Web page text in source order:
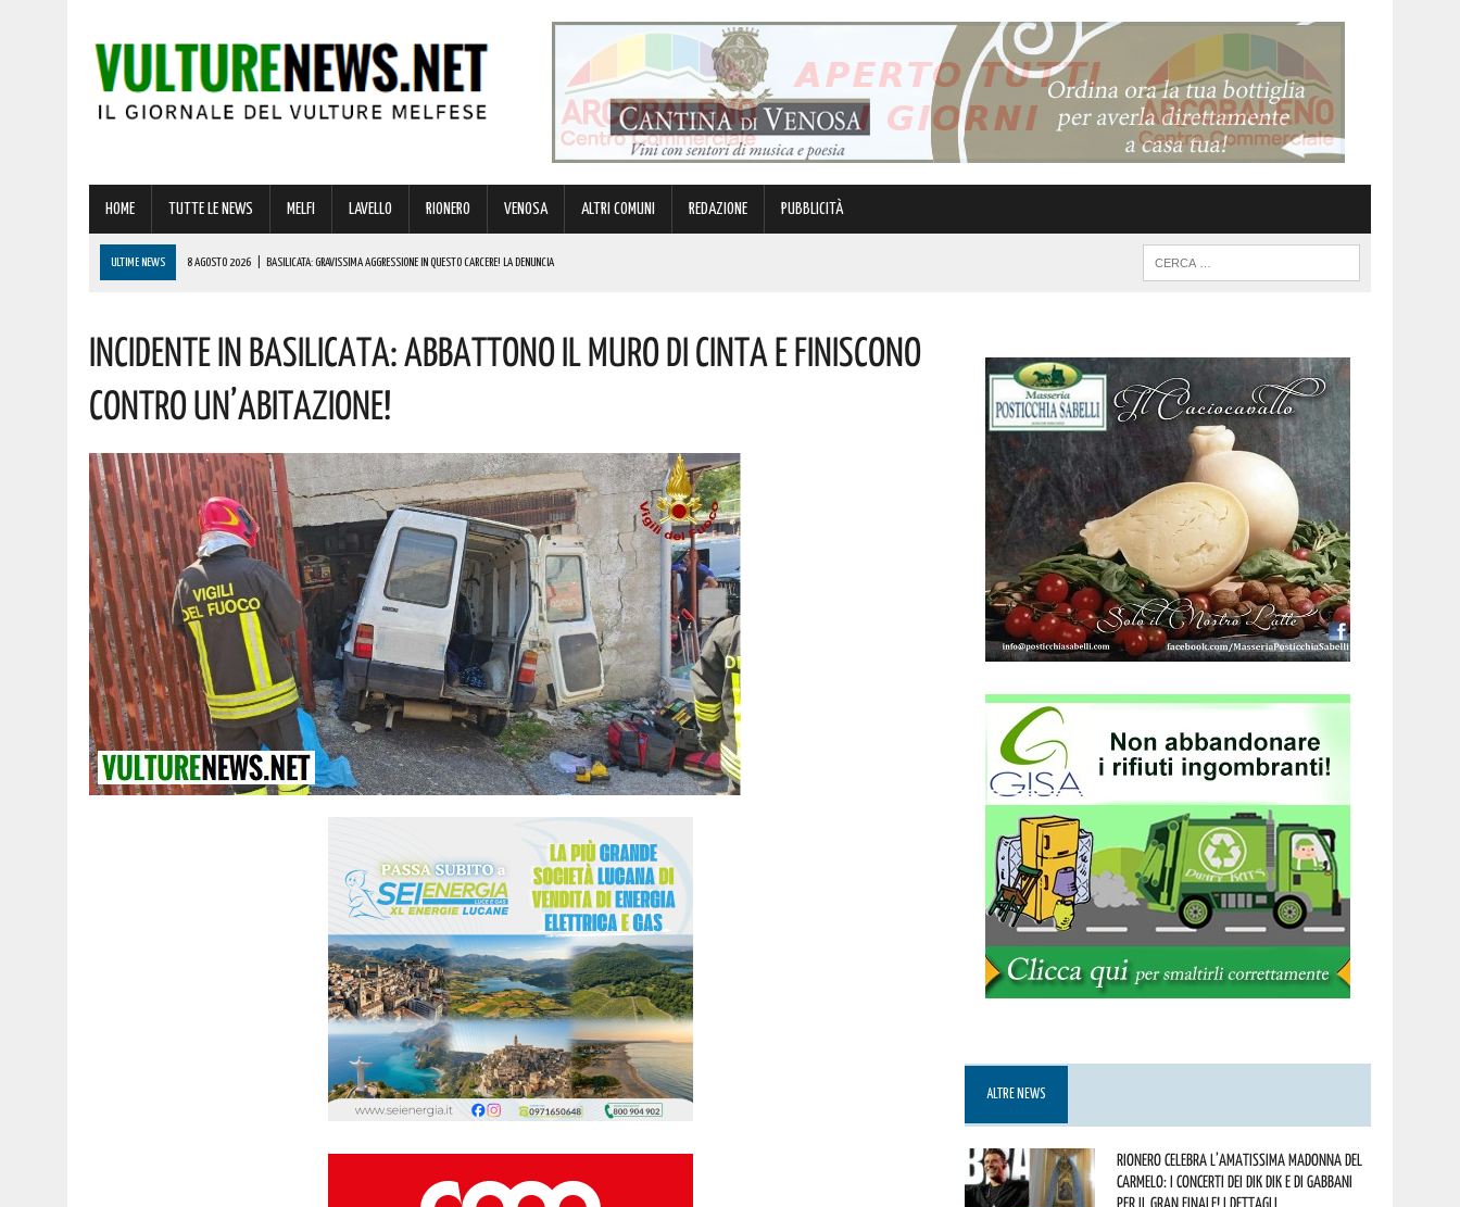
HOME TUTTE LE NEWS MELFI LAVELLO RIONERO VENOSA ALTRI COMUNI REDAZIONE PUBBLICITÀ
ULTIME NEWS 8 AGOSTO 2026 BASILICATA: GRAVISSIMA AGGRESSIONE IN QUESTO CARCERE! LA DENUNCIA
8 AGOSTO 2026 | BASILICATA: CLEMENTINO PRONTO A PORTARE SUL PALCO L’ENERGIA DI “GRANDE ANIMA”. IL CONCERTO AD INGRESSO GRATUITO
8 AGOSTO 2026 CODICE DELLA STRADA, LE NOVITÀ ALLO STUDIO: IPOTESI PATENTE A 17 ANNI E SORPASSO A DESTRA IN AUTOSTRADA
Incidente In Basilicata: Abbattono Il Muro Di Cinta E Finiscono
Contro Un’abitazione!
ALTRE NEWS
Rionero celebra l’amatissima Madonna del
Carmelo: i concerti dei DIK DIK e di Gabbani
per il gran finale! I dettagli